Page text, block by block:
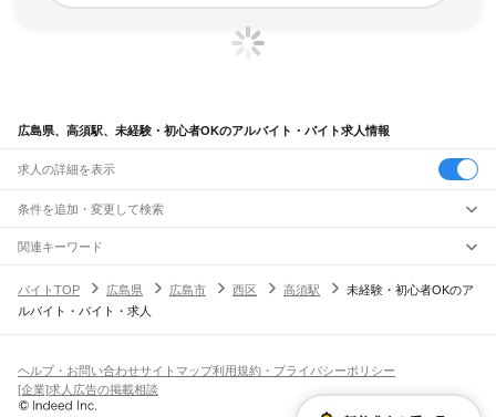
広島県、高須駅、未経験・初心者OKのアルバイト・バイト求人情報
求人の詳細を表示
条件を追加・変更して検索
市区町村を追加・変更
広島県すべて
広島市すべて
安芸高田市江田島市安芸郡山県郡豊田郡世羅郡神石郡
駅を追加・変更
JR山陽本線(三原～岩国)
三原駅本郷駅河内駅入野駅 寺家駅八本松駅瀬野駅中野東駅
安芸中野駅
新白島駅 横川駅
職種を追加・変更
飲食・フードサービスすべて
ホールスタッフキッチンスタッフ
パン屋（ベーカリー）
バー（BAR）・バーテンダー
人気
日払いOK高校生歓迎 髪型・髪色自由
雇用形態を追加・変更
関連キーワード
バイトTOP
広島県 広島市 西区 高須駅
未経験・初心者OKのア
ルバイト・バイト・求人
ヘルプ・お問い合わせサイトマップ利用規約・プライバシーポリシー
[企業]求人広告の掲載相談